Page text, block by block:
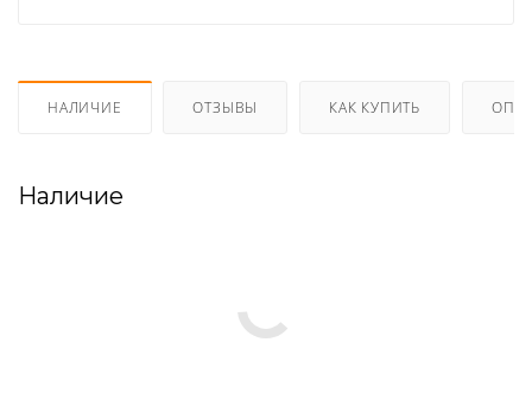
НАЛИЧИЕ ОТЗЫВЫ КАК КУПИТЬ
Наличие